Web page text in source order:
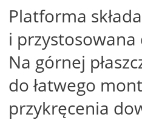
Platforma
i
Na górnej
do łatwego
przykręcenia